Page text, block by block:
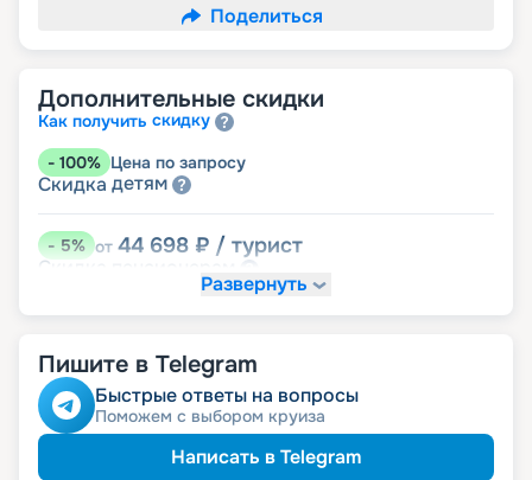
Поделиться
Дополнительные скидки
Как получить скидку
- 100% Цена по запросу
Скидка детям
-5% от 44 698 ₽ / турист
Скидка
Развернуть
Пишите в Telegram
Быстрые ответы на вопросы
Поможем с выбором круиза
Написать в Telegram